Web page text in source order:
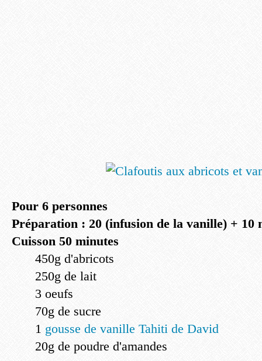
Pour 6 personnes
Préparation : 20 (infusion de la vanille) + 10
Cuisson 50 minutes
450g d'abricots
250g de lait
3 oeufs
70g de sucre
1 gousse de vanille Tahiti de David
20g de poudre d'amandes